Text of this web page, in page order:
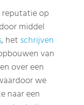
reputatie op
middel
, het schrijven
van
over een
we
naar een